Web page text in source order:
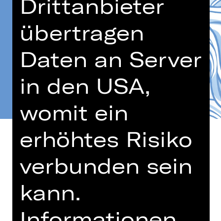
Der Windgott Aeolus ist sauer, wieso
wird ihm eigentlich nie ein Denkmal
Drittanbieter
übertragen
Daten an Server
in den USA,
womit ein
erhöhtes Risiko
verbunden sein
kann.